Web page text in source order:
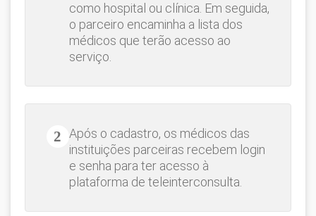
como hospital ou clínica. Em seguida,
o parceiro encaminha a lista dos
médicos que terão acesso ao
serviço.
Após o cadastro, os médicos das
instituições parceiras recebem login
e senha para ter acesso à
plataforma de teleinterconsulta.